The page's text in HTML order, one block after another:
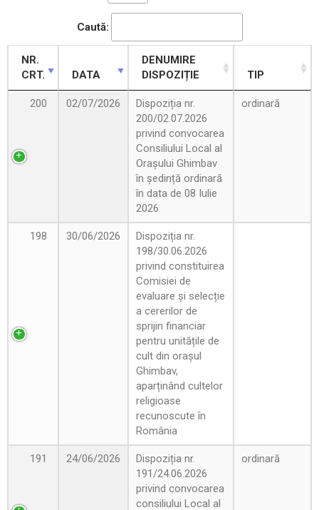
Caută:
NR.
CRT.
DATA
DENUMIRE
DISPOZIȚIE
TIP
200 02/07/2026
Dispoziția nr.
200/02.07.2026
privind convocarea
Consiliului Local al
Orașului Ghimbav
în ședință ordinară
în data de 08 Iulie
2026
ordinară
198 30/06/2026
Dispoziția nr.
198/30.06.2026
privind constituirea
Comisiei de
evaluare și selecție
a cererilor de
sprijin financiar
pentru unitățile de
cult din orașul
Ghimbav,
aparținând cultelor
religioase
recunoscute în
România
191 24/06/2026
Dispoziția nr.
191/24.06.2026
privind convocarea
consiliului Local al
ordinară